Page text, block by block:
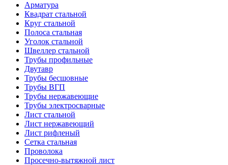
Арматура
Квадрат стальной
Круг стальной
Полоса стальная
Уголок стальной
Швеллер стальной
Трубы профильные
Двутавр
Трубы бесшовные
Трубы ВГП
Трубы нержавеющие
Трубы электросварные
Лист стальной
Лист нержавеющий
Лист рифленый
Сетка стальная
Проволока
Просечно-вытяжной лист